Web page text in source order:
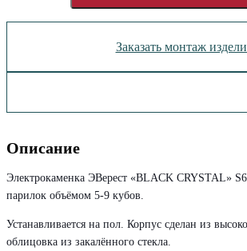
Заказать монтаж
Описание
Электрокаменка ЭВерест «BLACK CRYSTAL»
парилок объёмом 5-9 кубов.
Устанавливается на пол. Корпус сделан из
облицовка из закалённого стекла.